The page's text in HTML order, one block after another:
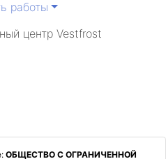
работы
центр Vestfrost
ОБЩЕСТВО С ОГРАНИЧЕННОЙ